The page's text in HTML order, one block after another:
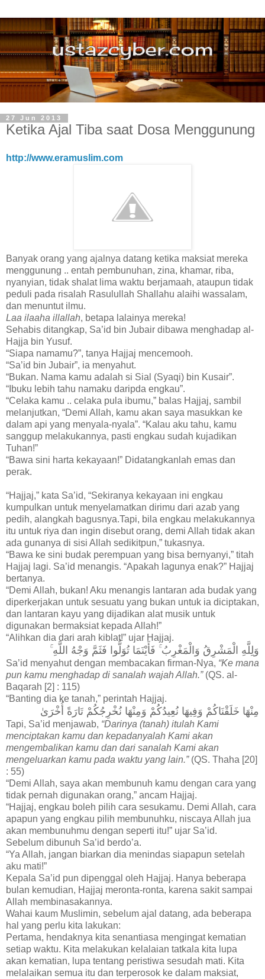
27 Jun 2013
Ketika Ajal Tiba saat Dosa Menggunung
http://www.eramuslim.com
Banyak orang yang ajalnya datang ketika maksiat mereka
menggunung .. entah pembunuhan, zina, khamar, riba,
nyanyian, tidak shalat lima waktu berjamaah, ataupun tidak
peduli pada risalah Rasulullah Shallahu alaihi wassalam,
dan menuntut ilmu.
Laa ilaaha illallah, betapa lalainya mereka!
Sehabis ditangkap, Sa’id bin Jubair dibawa menghadap al-
Hajja bin Yusuf.
“Siapa namamu?”, tanya Hajjaj mencemooh.
“Sa’id bin Jubair”, ia menyahut.
“Bukan. Nama kamu adalah si Sial (Syaqi) bin Kusair”.
“Ibuku lebih tahu namaku daripda engkau”.
“Celaka kamu .. celaka pula ibumu,” balas Hajjaj, sambil
melanjutkan, “Demi Allah, kamu akan saya masukkan ke
dalam api yang menyala-nyala”. “Kalau aku tahu, kamu
sanggup melakukannya, pasti engkau sudah kujadikan
Tuhan!”
“Bawa sini harta kekayaan!” Didatangkanlah emas dan
perak.
“Hajjaj,” kata Sa’id, “Sekiranya kekayaan ini engkau
kumpulkan untuk menyelamatkan dirimu dari azab yang
pedih, alangkah bagusnya.Tapi, bila engkau melakukannya
itu untuk riya dan ingin disebut orang, demi Allah tidak akan
ada gunanya di sisi Allah sedikitpun,” tukasnya.
“Bawa ke sini budak perempuan yang bisa bernyanyi,” titah
Hajjaj lagi. Sa’id menangis. “Apakah lagunya enak?” Hajjaj
bertanya.
“Demi Allah, bukan! Aku menangis lantaran ada budak yang
diperkerjakan untuk sesuatu yang bukan untuk ia diciptakan,
dan lantaran kayu yang dijadikan alat musik untuk
digunakan bermaksiat kepada Allah!”
“Alihkan dia dari arah kiblat!” ujar Hajjaj.
وَلِلَّهِ الْمَشْرِقُ وَالْمَغْرِبُ ۚ فَأَيْنَمَا تُوَلُّوا فَثَمَّ وَجْهُ اللَّهِ ۚ
Sa’id menyahut dengan membacakan firman-Nya, “Ke mana
pun kamu menghadap di sanalah wajah Allah.”(QS. al-
Baqarah [2] : 115)
“Banting dia ke tanah,” perintah Hajjaj.
مِنْهَا خَلَقْنَاكُمْ وَفِيهَا نُعِيدُكُمْ وَمِنْهَا نُخْرِجُكُمْ تَارَةً أُخْرَىٰ
Tapi, Sa’id menjawab, “Darinya (tanah) itulah Kami
menciptakan kamu dan kepadanyalah Kami akan
mengembalikan kamu dan dari sanalah Kami akan
mengeluarkan kamu pada waktu yang lain.”(QS. Thaha [20]
: 55)
“Demi Allah, saya akan membunuh kamu dengan cara yang
tidak pernah digunakan orang,” ancam Hajjaj.
“Hajjaj, engkau boleh pilih cara sesukamu. Demi Allah, cara
apapun yang engkau pilih membunuhku, niscaya Allah jua
akan membunuhmu dengan seperti itu!” ujar Sa’id.
Sebelum dibunuh Sa’id berdo’a.
“Ya Allah, jangan biarkan dia menindas siapapun setelah
aku mati!”
Kepala Sa’id pun dipenggal oleh Hajjaj. Hanya beberapa
bulan kemudian, Hajjaj meronta-ronta, karena sakit sampai
Allah membinasakannya.
Wahai kaum Muslimin, sebelum ajal datang, ada beberapa
hal yang perlu kita lakukan:
Pertama, hendaknya kita senantiasa mengingat kematian
setiap waktu. Kita melakukan kelalaian tatkala kita lupa
akan kematian, lupa tentang peristiwa sesudah mati. Kita
melalaikan semua itu dan terperosok ke dalam maksiat,